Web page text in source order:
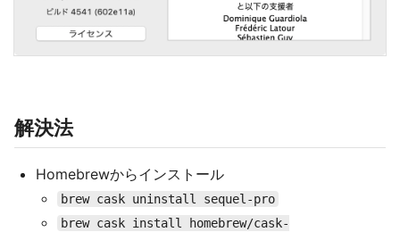
解決法
Homebrewからインストール
brew cask uninstall sequel-pro
brew cask install homebrew/cask-